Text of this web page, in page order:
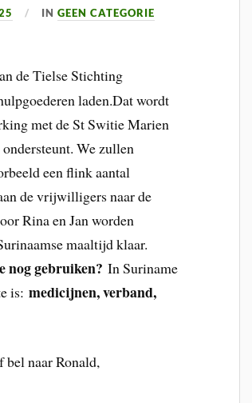
INGEEN CATEGORIE
de Tielse Stichting
laden.Dat wordt
met de St Switie Marien
We zullen
een flink aantal
de vrijwilligers naar de
Rina en Jan worden
maaltijd klaar.
nog gebruiken? In Suriname
is: medicijnen, verband,
bel naar Ronald,